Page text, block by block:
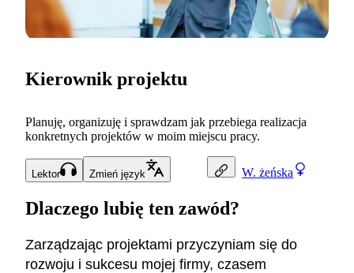
W. żeńska
Kierownik projektu
Planuję, organizuję i sprawdzam jak przebiega realizacja
konkretnych projektów w moim miejscu pracy.
Lektor Zmień język
Dlaczego lubię ten zawód?
Zarządzając projektami przyczyniam się do
rozwoju i sukcesu mojej firmy, czasem